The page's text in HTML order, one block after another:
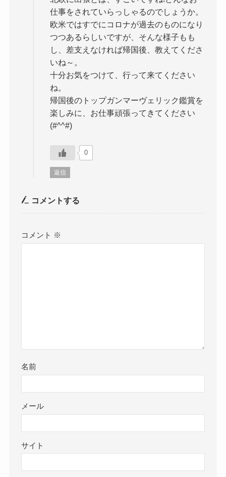
仕事をされていらっしゃるのでしょうか。
欧米ではすでにコロナが過去のものになり
つつあるらしいですが、そんな様子もも
し、差支えなければ帰国後、教えてくださ
いね～。
十分お気をつけて、行って来てください
ね。
帰国後のトップガンマーヴェリック鑑賞を
楽しみに、お仕事頑張ってきてください
(#^^#)
0
返信
コメントする
コメント ※
名前
メール
サイト